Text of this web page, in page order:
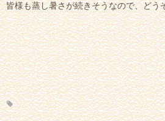
皆様も蒸し暑さが続きそうなので、どう